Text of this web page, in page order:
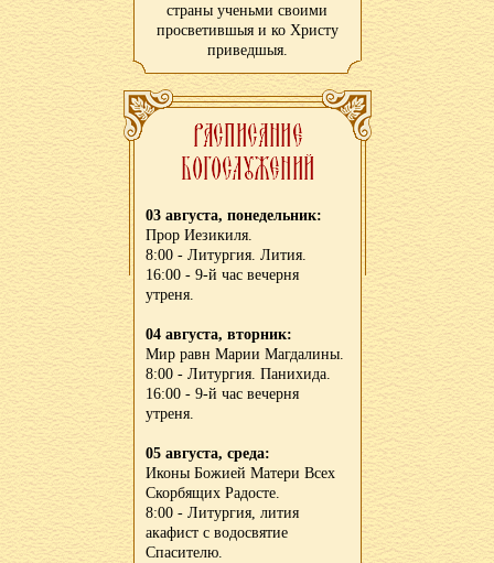
страны ученьми своими
просветившыя и ко Христу
приведшыя.
03 августа, понедельник:
Прор Иезикиля.
8:00 - Литургия. Лития.
16:00 - 9-й час вечерня
утреня.
04 августа, вторник:
Мир равн Марии Магдалины.
8:00 - Литургия. Панихида.
16:00 - 9-й час вечерня
утреня.
05 августа, среда:
Иконы Божией Матери Всех
Скорбящих Радосте.
8:00 - Литургия, лития
акафист с водосвятие
Спасителю.